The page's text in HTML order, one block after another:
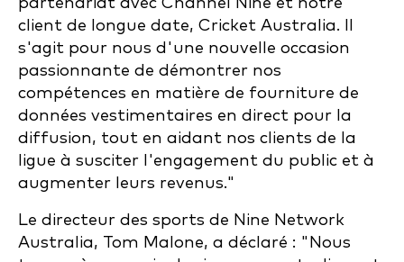
client de longue date, Cricket Australia. Il
s'agit pour nous d'une nouvelle occasion
passionnante de démontrer nos
compétences en matière de fourniture de
données vestimentaires en direct pour la
diffusion, tout en aidant nos clients de la
ligue à susciter l'engagement du public et à
augmenter leurs revenus."
Le directeur des sports de Nine Network
Australia, Tom Malone, a déclaré : "Nous